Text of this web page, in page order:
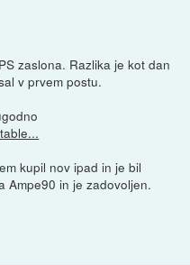
zaslona. Razlika je kot dan
v prvem postu.
kupil nov ipad in je bil
Ampe90 in je zadovoljen.